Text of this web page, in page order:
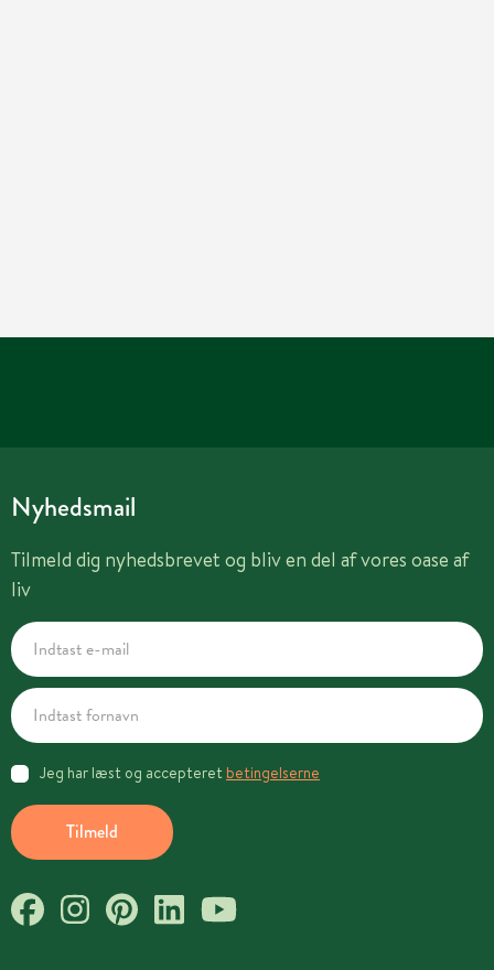
Nyhedsmail
Tilmeld dig nyhedsbrevet og bliv en del af vores oase af
liv
Tilmeld
Jeg har læst og accepteret betingelserne